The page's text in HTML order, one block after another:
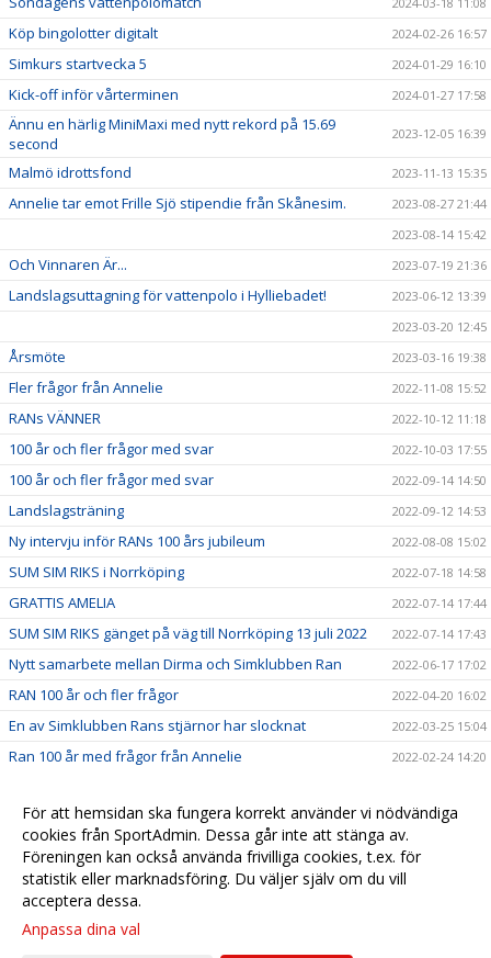
Köp bingolotter digitalt 2024-02-26 16:57
Simkurs startvecka 5 2024-01-29 16:10
Kick-off inför vårterminen 2024-01-27 17:58
Ännu en härlig MiniMaxi med nytt rekord på 15.69
second
2023-12-05 16:39
Malmö idrottsfond 2023-11-13 15:35
Annelie tar emot Frille Sjö stipendie från Skånesim.
2023-08-27 21:44
2023-08-14 15:42
Och Vinnaren Är... 2023-07-19 21:36
Landslagsuttagning för vattenpolo i Hylliebadet!
2023-06-12 13:39
2023-03-20 12:45
Årsmöte 2023-03-16 19:38
Fler frågor från Annelie 2022-11-08 15:52
RANs VÄNNER 2022-10-12 11:18
100 år och fler frågor med svar 2022-10-03 17:55
100 år och fler frågor med svar 2022-09-14 14:50
Landslagsträning 2022-09-12 14:53
Ny intervju inför RANs 100 års jubileum 2022-08-08 15:02
SUM SIM RIKS i Norrköping 2022-07-18 14:58
GRATTIS AMELIA 2022-07-14 17:44
SUM SIM RIKS gänget på väg till Norrköping 13 juli 2022 2022-07-14 17:43
Nytt samarbete mellan Dirma och Simklubben Ran 2022-06-17 17:02
RAN 100 år och fler frågor 2022-04-20 16:02
En av Simklubben Rans stjärnor har slocknat 2022-03-25 15:04
Ran 100 år med frågor från Annelie 2022-02-24 14:20
sedan 1952
Amelias första SM/JSM 2021-11-30 09:28
SK RANs Amelia Johansson-Lindkvist är på SM/JSM 2021-11-25 11:04
För att hemsidan ska fungera korrekt använder vi nödvändiga
cookies från SportAdmin. Dessa går inte att stänga av.
Föreningen kan också använda frivilliga cookies, t.ex. för
statistik eller marknadsföring. Du väljer själv om du vill
acceptera dessa.
Anpassa dina val